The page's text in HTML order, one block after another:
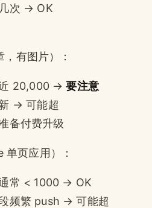
次 → OK
有图片）：
近 20,000 →要注意
→ 可能超
备付费升级
页应用）：
常 < 1000 → OK
频繁 push → 可能超